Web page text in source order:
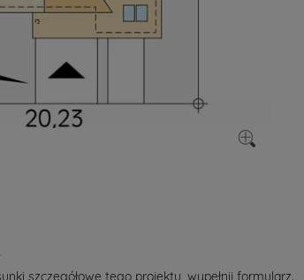
szczegółowe tego projektu, wypełnij formularz.